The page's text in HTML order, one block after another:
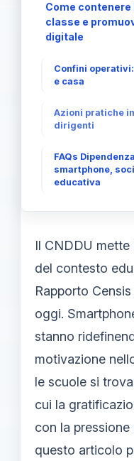
Come
classe e
digitale
Confini
e casa
Azioni pratiche
dirigenti
FAQs
smartphone,
educativa
Il CNDDU mette
del contesto
Rapporto
oggi.
stanno
motivazione
le scuole si
cui la
con la pressione
questo articolo